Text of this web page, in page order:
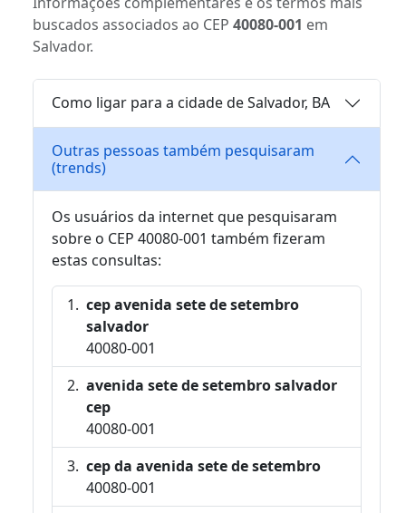
buscados associados ao CEP 40080-001 em
Salvador.
Como ligar para a cidade de Salvador, BA
Outras pessoas também pesquisaram
(trends)
Os usuários da internet que pesquisaram
sobre o CEP 40080-001 também fizeram
estas consultas:
cep avenida sete de setembro
salvador
40080-001
avenida sete de setembro salvador
cep
40080-001
cep da avenida sete de setembro
40080-001